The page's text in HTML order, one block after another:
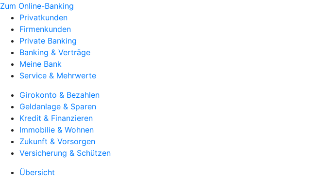
Zum Online-Banking
Privatkunden
Firmenkunden
Private Banking
Banking & Verträge
Meine Bank
Service & Mehrwerte
Girokonto & Bezahlen
Geldanlage & Sparen
Kredit & Finanzieren
Immobilie & Wohnen
Zukunft & Vorsorgen
Versicherung & Schützen
Übersicht